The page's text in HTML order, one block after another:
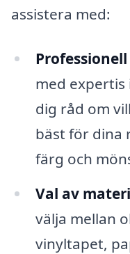
assistera med:
med
dig råd om
bäst för dina
färg och
Val av
välja mellan
vinyltapet,